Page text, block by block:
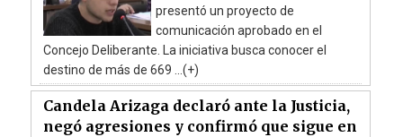
presentó un proyecto de
comunicación aprobado en el
Concejo Deliberante. La iniciativa busca conocer el
destino de más de 669 ...(+)
Candela Arizaga declaró ante la Justicia,
negó agresiones y confirmó que sigue en